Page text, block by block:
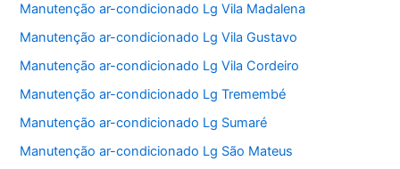
Manutenção ar-condicionado Lg Vila Madalena
Manutenção ar-condicionado Lg Vila Gustavo
Manutenção ar-condicionado Lg Vila Cordeiro
Manutenção ar-condicionado Lg Tremembé
Manutenção ar-condicionado Lg Sumaré
Manutenção ar-condicionado Lg São Mateus